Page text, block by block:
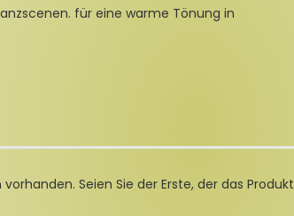
für eine warme Tönung in
Seien Sie der Erste, der das Produkt